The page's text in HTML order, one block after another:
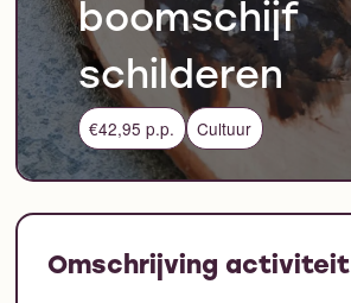
boomschijf
schilderen
€42,95 p.p. Cultuur
Omschrijving activiteit